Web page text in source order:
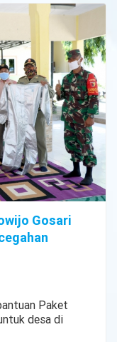
Gosari
Paket
desa di